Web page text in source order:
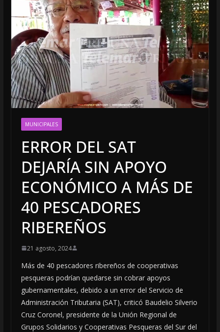
MUNICIPALES
ERROR DEL SAT
DEJARÍA SIN APOYO
ECONÓMICO A MÁS DE
40 PESCADORES
RIBEREÑOS
21 agosto, 2024
Más de 40 pescadores ribereños de cooperativas
pesqueras podrían quedarse sin cobrar apoyos
gubernamentales, debido a un error del Servicio de
Administración Tributaria (SAT), criticó Baudelio Silverio
Cruz Coronel, presidente de la Unión Regional de
Grupos Solidarios y Cooperativas Pesqueras del Sur del